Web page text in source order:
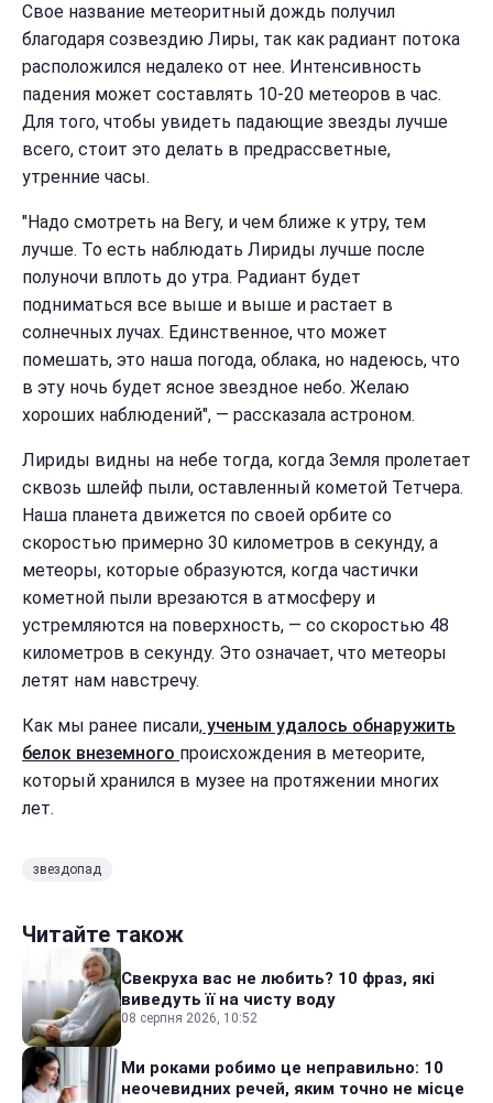
Свое название метеоритный дождь получил
благодаря созвездию Лиры, так как радиант потока
расположился недалеко от нее. Интенсивность
падения может составлять 10-20 метеоров в час.
Для того, чтобы увидеть падающие звезды лучше
всего, стоит это делать в предрассветные,
утренние часы.
"Надо смотреть на Вегу, и чем ближе к утру, тем
лучше. То есть наблюдать Лириды лучше после
полуночи вплоть до утра. Радиант будет
подниматься все выше и выше и растает в
солнечных лучах. Единственное, что может
помешать, это наша погода, облака, но надеюсь, что
в эту ночь будет ясное звездное небо. Желаю
хороших наблюдений", — рассказала астроном.
Лириды видны на небе тогда, когда Земля пролетает
сквозь шлейф пыли, оставленный кометой Тетчера.
Наша планета движется по своей орбите со
скоростью примерно 30 километров в секунду, а
метеоры, которые образуются, когда частички
кометной пыли врезаются в атмосферу и
устремляются на поверхность, — со скоростью 48
километров в секунду. Это означает, что метеоры
летят нам навстречу.
Как мы ранее писали, ученым удалось обнаружить
белок внеземного происхождения в метеорите,
который хранился в музее на протяжении многих
лет.
звездопад
Читайте також
Свекруха вас не любить? 10 фраз, які
виведуть її на чисту воду
08 серпня 2026, 10:52
Ми роками робимо це неправильно: 10
неочевидних речей, яким точно не місце